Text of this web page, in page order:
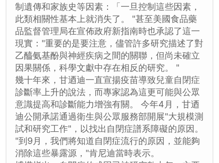
制遺傳和家族史等因素：「一旦控制這些因素，
此類相關性基本上就消失了。 "甚至美國食品藥
品監督管理局在宣佈政府新指南時也承認了這一
現實："重要的是要注意，儘管許多研究描述了對
乙醯氨基酚與神經疾病之間的關聯，但尚未確立
因果關係，科學文獻中存在相反的研究。 "
幾十年來，甘迺迪一直宣揚疫苗導致兒童自閉症
診斷率上升的說法，而專家認為這更可能與公眾
意識提高和診斷能力增強有關。 今年4月，甘迺
迪公開承諾通過衛生與公眾服務部開展"大規模測
試和研究工作"，以找出自閉症譜系障礙的原因。
"到9月，我們將知道自閉症流行的原因，並能夠
消除這些暴露源，"肯尼迪當時表示。